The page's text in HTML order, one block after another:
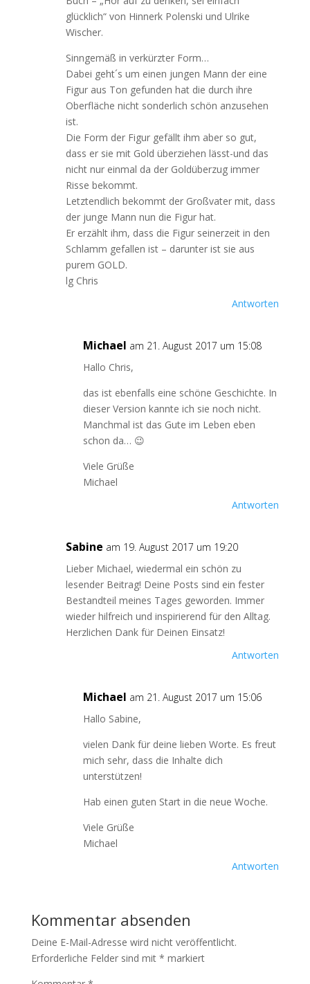
glücklich“ von Hinnerk Polenski und Ulrike
Wischer.
Sinngemäß in verkürzter Form…
Dabei geht´s um einen jungen Mann der eine
Figur aus Ton gefunden hat die durch ihre
Oberfläche nicht sonderlich schön anzusehen
ist.
Die Form der Figur gefällt ihm aber so gut,
dass er sie mit Gold überziehen lässt-und das
nicht nur einmal da der Goldüberzug immer
Risse bekommt.
Letztendlich bekommt der Großvater mit, dass
der junge Mann nun die Figur hat.
Er erzählt ihm, dass die Figur seinerzeit in den
Schlamm gefallen ist – darunter ist sie aus
purem GOLD.
lg Chris
Antworten
Michael am 21. August 2017 um 15:08
Hallo Chris,
das ist ebenfalls eine schöne Geschichte. In
dieser Version kannte ich sie noch nicht.
Manchmal ist das Gute im Leben eben
schon da… 😉
Viele Grüße
Michael
Antworten
Sabine am 19. August 2017 um 19:20
Lieber Michael, wiedermal ein schön zu
lesender Beitrag! Deine Posts sind ein fester
Bestandteil meines Tages geworden. Immer
wieder hilfreich und inspirierend für den Alltag.
Herzlichen Dank für Deinen Einsatz!
Antworten
Michael am 21. August 2017 um 15:06
Hallo Sabine,
vielen Dank für deine lieben Worte. Es freut
mich sehr, dass die Inhalte dich
unterstützen!
Hab einen guten Start in die neue Woche.
Viele Grüße
Michael
Antworten
Kommentar absenden
Deine E-Mail-Adresse wird nicht veröffentlicht.
Erforderliche Felder sind mit * markiert